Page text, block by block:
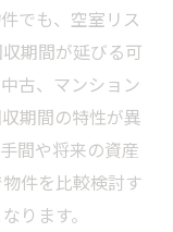
でも、空室リス
期間が延びる可
古、マンション
期間の特性が異
間や将来の資産
件を比較検討す
ります。